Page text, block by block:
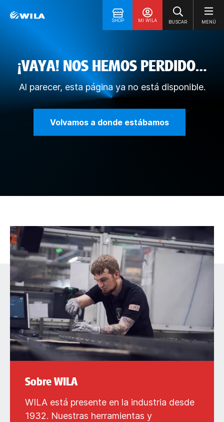
SHOP MI WILA BUSCAR MENÚ
¡VAYA! NOS HEMOS PERDIDO…
Al parecer, esta página ya no está disponible.
Volvamos a donde estábamos
Sobre WILA
WILA está presente en la industria desde
1932. Nuestras herramientas y